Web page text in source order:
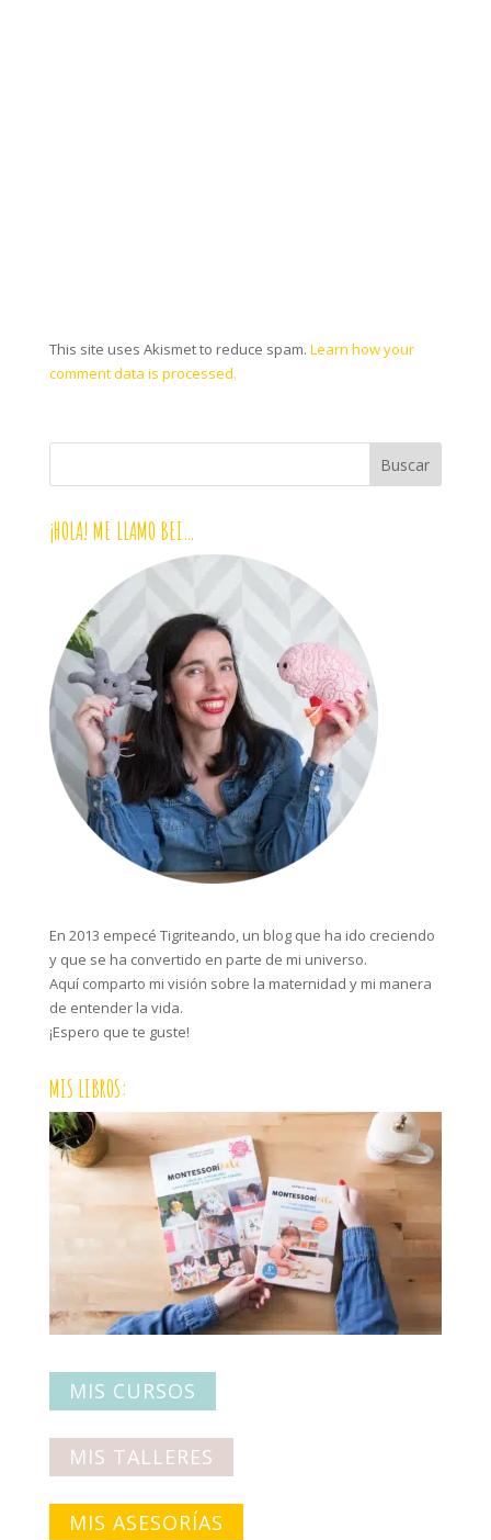
This site uses Akismet to reduce spam. Learn how your
comment data is processed.
¡HOLA! ME LLAMO BEI…
En 2013 empecé Tigriteando, un blog que ha ido creciendo
y que se ha convertido en parte de mi universo.
Aquí comparto mi visión sobre la maternidad y mi manera
de entender la vida.
¡Espero que te guste!
MIS LIBROS:
MIS CURSOS
MIS TALLERES
MIS ASESORÍAS